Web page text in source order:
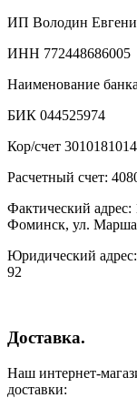
ИП Володин
ИНН 772448686005
Наименование
БИК 044525974
Кор/счет
Расчетный счет:
Фактический адрес:
Фоминск, ул.
Юридический
92
Доставка.
Наш интернет-
доставки: